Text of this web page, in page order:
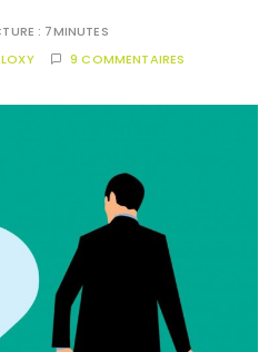
: 7MINUTES
9 COMMENTAIRES